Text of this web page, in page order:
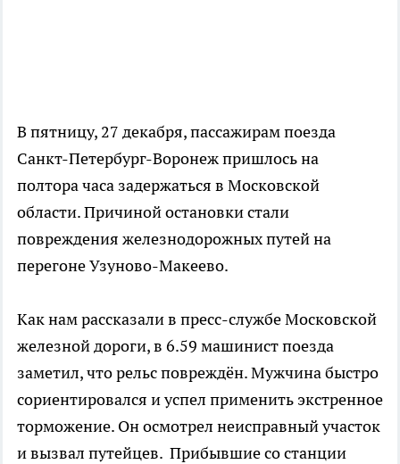
В пятницу, 27 декабря, пассажирам поезда
Санкт-Петербург-Воронеж пришлось на
полтора часа задержаться в Московской
области. Причиной остановки стали
повреждения железнодорожных путей на
перегоне Узуново-Макеево.
Как нам рассказали в пресс-службе Московской
железной дороги, в 6.59 машинист поезда
заметил, что рельс повреждён. Мужчина быстро
сориентировался и успел применить экстренное
торможение. Он осмотрел неисправный участок
и вызвал путейцев. Прибывшие со станции